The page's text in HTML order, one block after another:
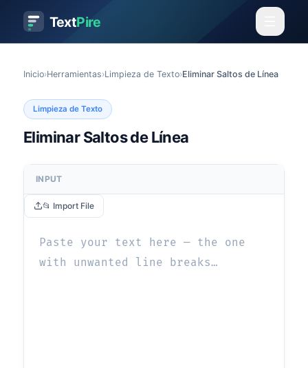
TextPire
Inicio›Herramientas›Limpieza de Texto›Eliminar Saltos de Línea
Limpieza de Texto
Eliminar Saltos de Línea
INPUT
📂 Import File